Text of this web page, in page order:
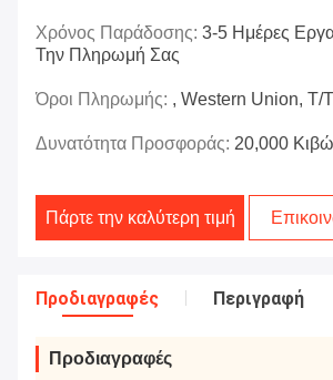
Χρόνος Παράδοσης: 3-5 Ημέρες
Την Πληρωμή Σας
Όροι Πληρωμής: , Western Union, T/T
Δυνατότητα Προσφοράς: 20,000
Πάρτε την καλύτερη τιμή
Προδιαγραφές Περιγραφή
Προδιαγραφές